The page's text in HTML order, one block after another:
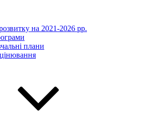
на 2021-2026 рр.
плани